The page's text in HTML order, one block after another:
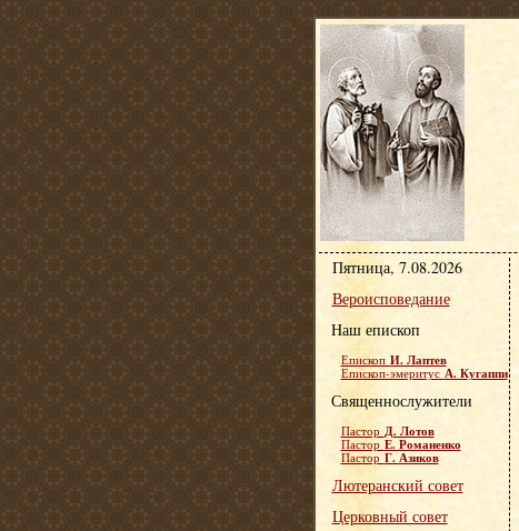
Пятница, 7.08.2026
Вероисповедание
Наш епископ
Епископ И. Лаптев
Епископ-эмеритус А. Кугаппи
Священнослужители
Пастор Д. Лотов
Пастор Е. Романенко
Пастор Г. Азиков
Лютеранский совет
Церковный совет